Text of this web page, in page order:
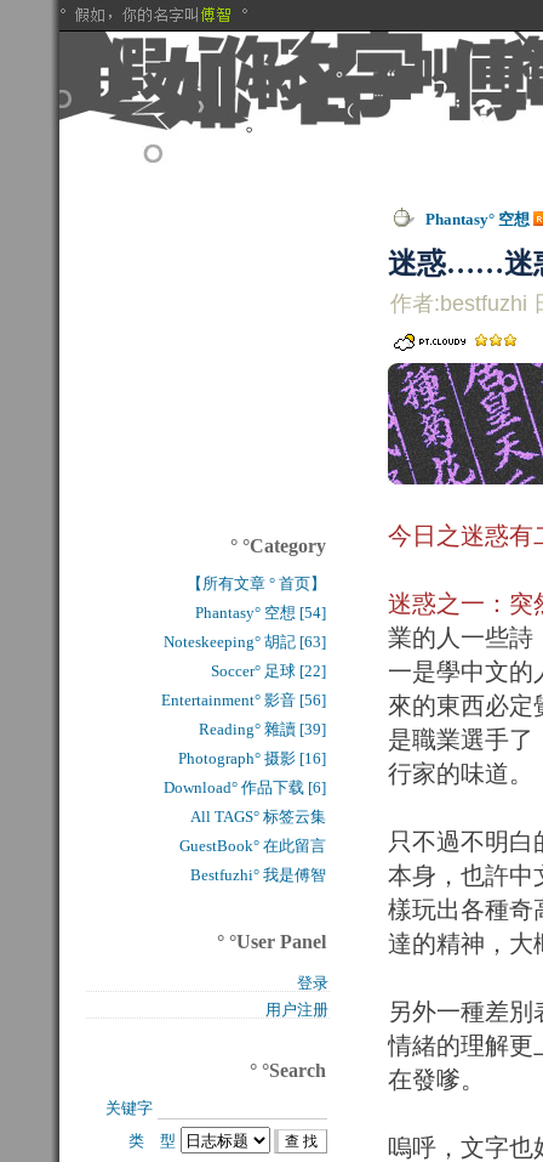
Phantasy° 空想
迷惑……
作者:bestfuzhi
今日之迷惑有
迷惑之一：突
業的人一些詩
一是學中文的
來的東西必定
是職業選手了
行家的味道。
只不過不明
本身，也許中
樣玩出各種奇
達的精神，大
另外一種差
情緒的理解更
在發嗲。
嗚呼，文字也
° °Category
【所有文章 ° 首页】
Phantasy° 空想 [54]
Noteskeeping° 胡記 [63]
Soccer° 足球 [22]
Entertainment° 影音 [56]
Reading° 雜讀 [39]
Photograph° 摄影 [16]
Download° 作品下载 [6]
All TAGS° 标签云集
GuestBook° 在此留言
Bestfuzhi° 我是傅智
° °User Panel
登录
用户注册
° °Search
关键字
类 型